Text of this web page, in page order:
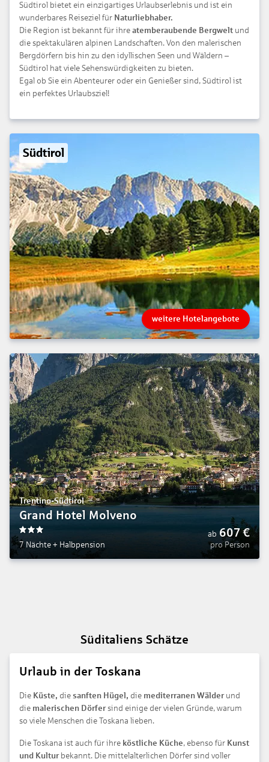
Südtirol bietet ein einzigartiges Urlaubserlebnis und ist ein
wunderbares Reiseziel für Naturliebhaber.
Die Region ist bekannt für ihre atemberaubende Bergwelt und
die spektakulären alpinen Landschaften. Von den malerischen
Bergdörfern bis hin zu den idyllischen Seen und Wäldern –
Südtirol hat viele Sehenswürdigkeiten zu bieten.
Egal ob Sie ein Abenteurer oder ein Genießer sind, Südtirol ist
ein perfektes Urlaubsziel!
Südtirol
weitere Hotelangebote
Trentino-Südtirol
Grand Hotel Molveno
3
7 Nächte + Halbpension
ab 607€
pro Person
Süditaliens Schätze
Urlaub in der Toskana
Die Küste, die sanften Hügel, die mediterranen Wälderund
die malerischen Dörfersind einige der vielen Gründe, warum
so viele Menschen die Toskana lieben.
Die Toskana ist auch für ihre köstliche Küche, ebenso für Kunst
und Kulturbekannt. Die mittelalterlichen Dörfer sind voller